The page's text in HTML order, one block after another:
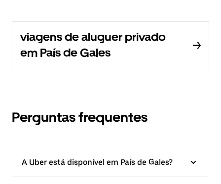
viagens de aluguer privado
em País de Gales
Perguntas frequentes
A Uber está disponível em País de Gales?